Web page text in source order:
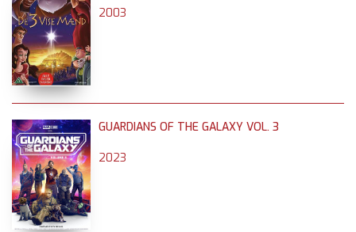
2003
GUARDIANS OF THE GALAXY VOL. 3
2023